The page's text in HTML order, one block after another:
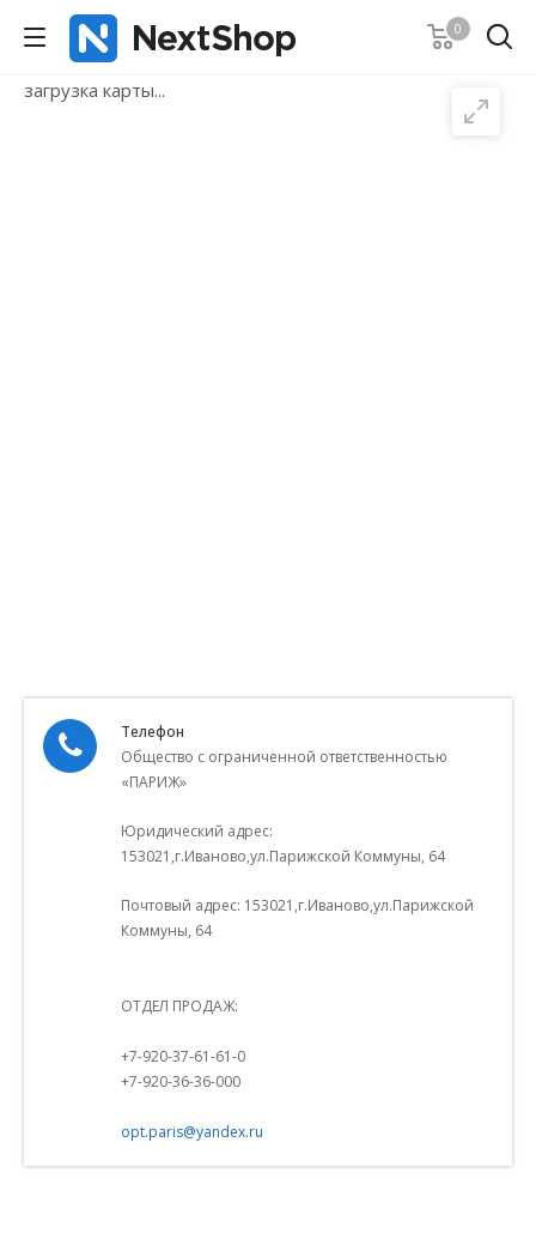
0
загрузка карты...
Телефон
Общество с ограниченной ответственностью
«ПАРИЖ»
Юридический адрес:
153021,г.Иваново,ул.Парижской Коммуны, 64
Почтовый адрес: 153021,г.Иваново,ул.Парижской
Коммуны, 64
ОТДЕЛ ПРОДАЖ:
+7-920-37-61-61-0
+7-920-36-36-000
opt.paris@yandex.ru